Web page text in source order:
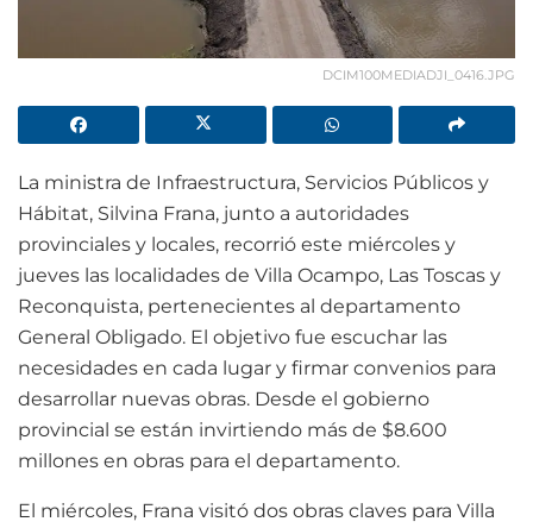
DCIM100MEDIADJI_0416.JPG
La ministra de Infraestructura, Servicios Públicos y
Hábitat, Silvina Frana, junto a autoridades
provinciales y locales, recorrió este miércoles y
jueves las localidades de Villa Ocampo, Las Toscas y
Reconquista, pertenecientes al departamento
General Obligado. El objetivo fue escuchar las
necesidades en cada lugar y firmar convenios para
desarrollar nuevas obras. Desde el gobierno
provincial se están invirtiendo más de $8.600
millones en obras para el departamento.
El miércoles, Frana visitó dos obras claves para Villa